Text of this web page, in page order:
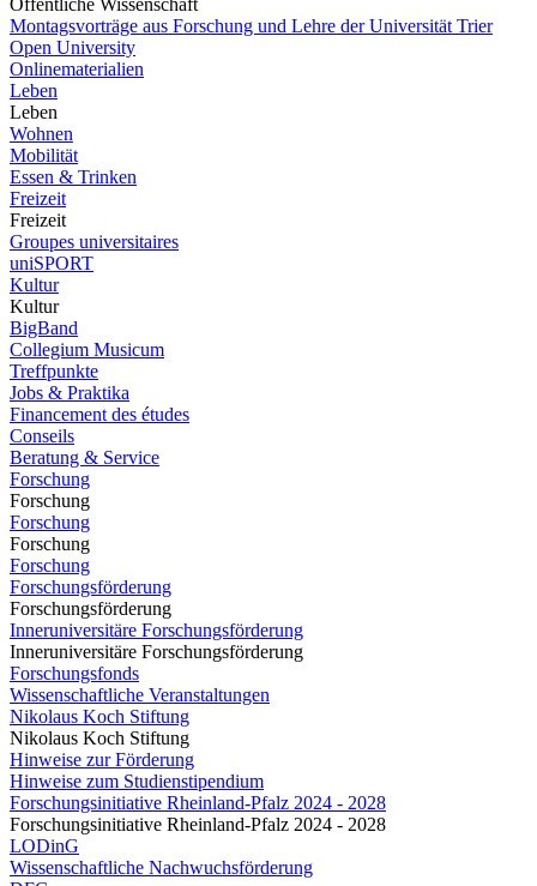
Öffentliche Wissenschaft
Montagsvorträge aus Forschung und Lehre der Universität Trier
Open University
Onlinematerialien
Leben
Leben
Wohnen
Mobilität
Essen & Trinken
Freizeit
Freizeit
Groupes universitaires
uniSPORT
Kultur
Kultur
BigBand
Collegium Musicum
Treffpunkte
Jobs & Praktika
Financement des études
Conseils
Beratung & Service
Forschung
Forschung
Forschung
Forschung
Forschung
Forschungsförderung
Forschungsförderung
Inneruniversitäre Forschungsförderung
Inneruniversitäre Forschungsförderung
Forschungsfonds
Wissenschaftliche Veranstaltungen
Nikolaus Koch Stiftung
Nikolaus Koch Stiftung
Hinweise zur Förderung
Hinweise zum Studienstipendium
Forschungsinitiative Rheinland-Pfalz 2024 - 2028
Forschungsinitiative Rheinland-Pfalz 2024 - 2028
LODinG
Wissenschaftliche Nachwuchsförderung